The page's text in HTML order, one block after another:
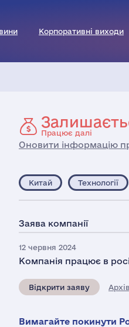
Корпоративні виходи
Працює далі
Оновити інформацію
Китай Технології
Заява компанії
12 червня 2024
Компанія працює в
Відкрити заяву
Вимагайте покинути